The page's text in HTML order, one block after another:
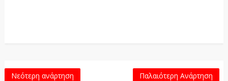
Νεότερη ανάρτηση Παλαιότερη Ανάρτηση